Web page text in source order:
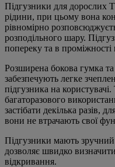
Підгузники для дорослих
рідини, при цьому вона
рівномірно
розподільного шару.
попереку та в проміжності
Розширена бокова гумка
забезпечують легке
підгузника на
багаторазового
застібати декілька разів,
вони не втрачають свої
Підгузники мають
дозволяє швидко
відкривання.